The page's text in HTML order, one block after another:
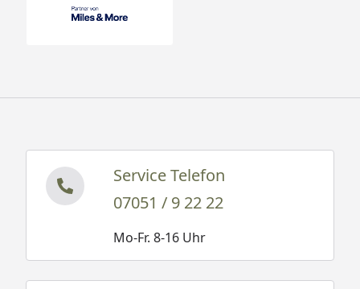
Service Telefon
07051 / 9 22 22
Mo-Fr. 8-16 Uhr